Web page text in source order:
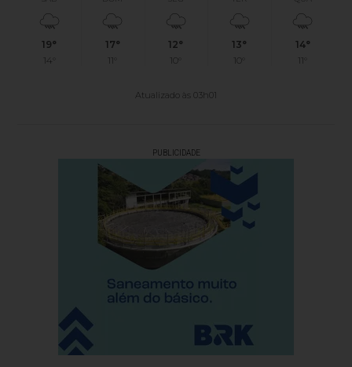
19°
14°
17°
11°
12°
10°
13°
10°
14°
11°
Atualizado às 03h01
PUBLICIDADE